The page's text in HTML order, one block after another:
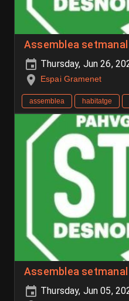
Assemblea setmanal
Thursday, Jun 26,
Espai Gramenet
assemblea habitatge
Assemblea setmanal
Thursday, Jun 05,